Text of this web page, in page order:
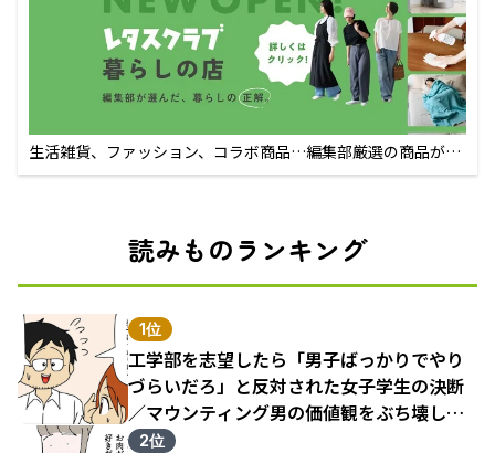
生活雑貨、ファッション、コラボ商品…編集部厳選の商品が買
えるECサイト
読みものランキング
1位
工学部を志望したら「男子ばっかりでやり
づらいだろ」と反対された女子学生の決断
／マウンティング男の価値観をぶち壊した
結果（1）
2位